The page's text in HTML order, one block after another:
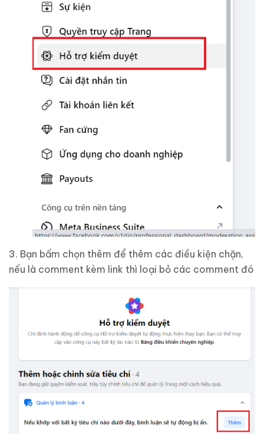
3. Bạn bấm chọn thêm để thêm các điều kiện chặn,
nếu là comment kèm link thì loại bỏ các comment đó